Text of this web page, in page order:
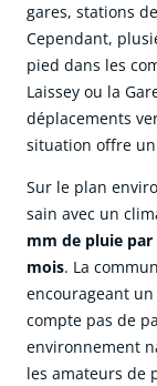
gares, stations
Cependant,
pied dans les
Laissey ou la
déplacements
situation offre
Sur le plan
sain avec un
mm de pluie
mois. La
encourageant
compte pas de
environnement
les amateurs de